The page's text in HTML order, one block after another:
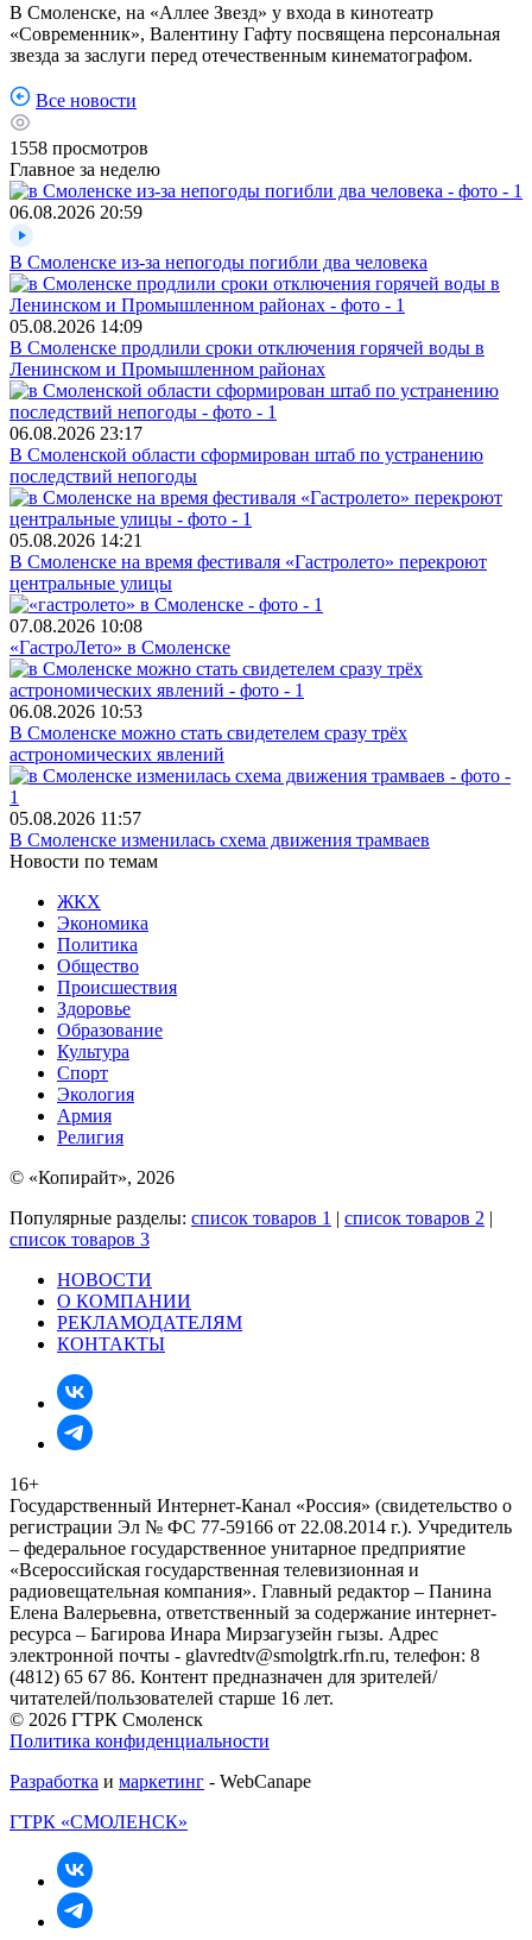
В Смоленске, на «Аллее Звезд» у входа в кинотеатр
«Современник», Валентину Гафту посвящена персональная
звезда за заслуги перед отечественным кинематографом.
Все новости
1558 просмотров
Главное за неделю
06.08.2026 20:59
В Смоленске из-за непогоды погибли два человека
05.08.2026 14:09
В Смоленске продлили сроки отключения горячей воды в
Ленинском и Промышленном районах
06.08.2026 23:17
В Смоленской области сформирован штаб по устранению
последствий непогоды
05.08.2026 14:21
В Смоленске на время фестиваля «Гастролето» перекроют
центральные улицы
07.08.2026 10:08
«ГастроЛето» в Смоленске
06.08.2026 10:53
В Смоленске можно стать свидетелем сразу трёх
астрономических явлений
05.08.2026 11:57
В Смоленске изменилась схема движения трамваев
Новости по темам
ЖКХ
Экономика
Политика
Общество
Происшествия
Здоровье
Образование
Культура
Спорт
Экология
Армия
Религия
© «Копирайт», 2026
Популярные разделы: список товаров 1 | список товаров 2 |
список товаров 3
НОВОСТИ
О КОМПАНИИ
РЕКЛАМОДАТЕЛЯМ
КОНТАКТЫ
16+
Государственный Интернет-Канал «Россия» (свидетельство о
регистрации Эл № ФС 77-59166 от 22.08.2014 г.). Учредитель
– федеральное государственное унитарное предприятие
«Всероссийская государственная телевизионная и
радиовещательная компания». Главный редактор – Панина
Елена Валерьевна, ответственный за содержание интернет-
ресурса – Багирова Инара Мирзагузейн гызы. Адрес
электронной почты - glavredtv@smolgtrk.rfn.ru, телефон: 8
(4812) 65 67 86. Контент предназначен для зрителей/
читателей/пользователей старше 16 лет.
© 2026 ГТРК Смоленск
Политика конфиденциальности
Разработка и маркетинг - WebCanape
ГТРК «СМОЛЕНСК»